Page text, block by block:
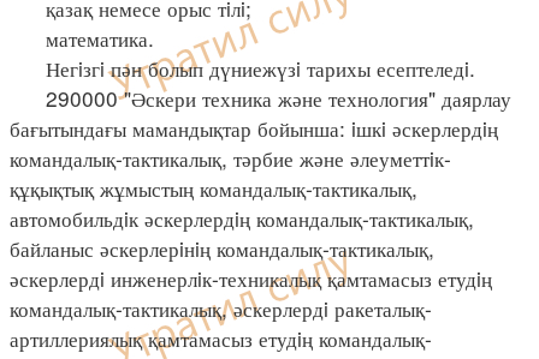
қазақ немесе орыс тiлi;
математика.
Негiзгi пән болып дүниежүзi тарихы есептеледi.
290000 "Әскери техника және технология" даярлау
бағытындағы мамандықтар бойынша: iшкi әскерлердiң
командалық-тактикалық, тәрбие және әлеуметтiк-
құқықтық жұмыстың командалық-тактикалық,
автомобильдiк әскерлердiң командалық-тактикалық,
байланыс әскерлерiнiң командалық-тактикалық,
әскерлердi инженерлiк-техникалық қамтамасыз етудiң
командалық-тактикалық, әскерлердi ракеталық-
артиллериялық қамтамасыз етудiң командалық-